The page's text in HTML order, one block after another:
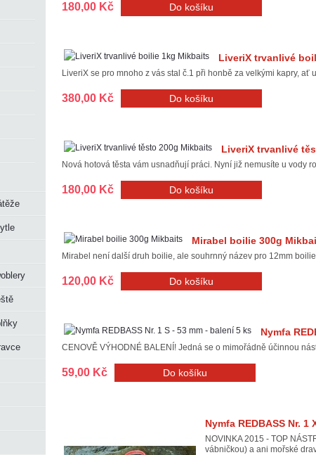
180,00 Kč
LiveriX trvanlivé
LiveriX se pro mnoho z vás stal č.1 při honbě za velkými kapry,
380,00 Kč
LiveriX trvanlivé
Nová hotová těsta vám usnadňují práci. Nyní již nemusíte u vody
180,00 Kč
Mirabel boilie 300g
Mirabel není další druh boilie, ale souhrnný název pro 12mm
120,00 Kč
Nymfa
CENOVĚ VÝHODNÉ BALENÍ! Jedná se o mimořádně účinnou
59,00 Kč
Nymfa REDBASS Nr. 1
NOVINKA 2015 - TOP
vábničkou) a ani mořské